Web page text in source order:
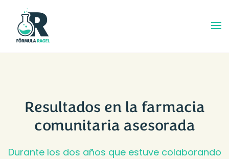
Ir al contenido
Resultados en la farmacia
comunitaria asesorada
Durante los dos años que estuve colaborando